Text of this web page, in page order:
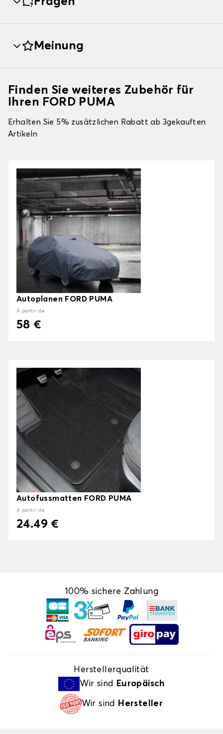
Meinung
Finden Sie weiteres Zubehör für
Ihren FORD PUMA
Erhalten Sie 5% zusätzlichen Rabatt ab 3gekauften
Artikeln
Autoplanen FORD PUMA
À partir de
58 €
Autofussmatten FORD PUMA
À partir de
24.49 €
100% sichere Zahlung
Herstellerqualität
Wir sind
Europäisch
Wir sind Hersteller